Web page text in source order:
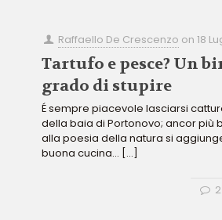
Raffaello De Crescenzo on18
Tartufo e pesce? Un
grado di stupire
É sempre piacevole lasciarsi
della baia di Portonovo; ancor più
alla poesia della natura si
buona cucina… […]
2